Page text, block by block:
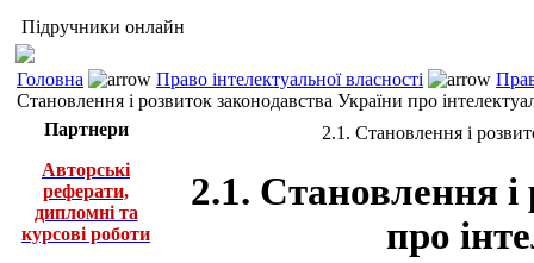
Підручники онлайн
Головна Право інтелектуальної власності
Становлення і розвиток законодавства України про
Партнери
Авторські
реферати,
дипломні та
курсові роботи
2.1. Становлення і
2.1. Становлення і
про